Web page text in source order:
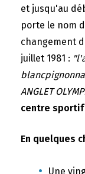
et jusqu'au
porte le nom
changement
juillet 1981 :
ANGLET
centre sportif
En quelques
Une